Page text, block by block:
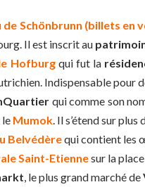
de Schönbrunn (billets en
Il est inscrit au
Hofburgqui fut la
Indispensable pour
qui comme son
Mumok. Il s’étend sur
Belvédèrequi contient les
Saint-Etiennesur la
, le plus grand marché de